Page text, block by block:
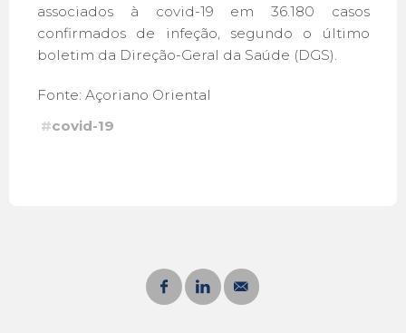
associados à covid-19 em 36.180 casos
confirmados de infeção, segundo o último
boletim da Direção-Geral da Saúde (DGS).
Fonte: Açoriano Oriental
#covid-19